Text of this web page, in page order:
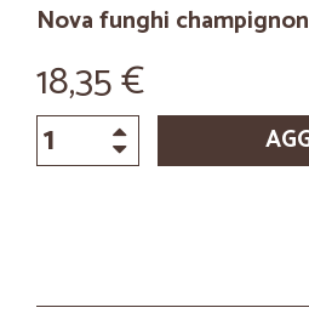
Nova funghi
18,35 €